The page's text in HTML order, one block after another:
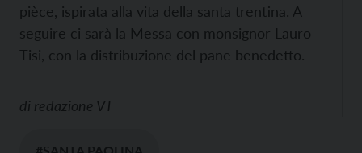
pièce, ispirata alla vita della santa trentina. A
seguire ci sarà la Messa con monsignor Lauro
Tisi, con la distribuzione del pane benedetto.
di redazione VT